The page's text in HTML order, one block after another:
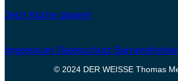
Jetzt Küche planen!
Impressum Datenschutz
© 2024 DER WEISSE Thomas